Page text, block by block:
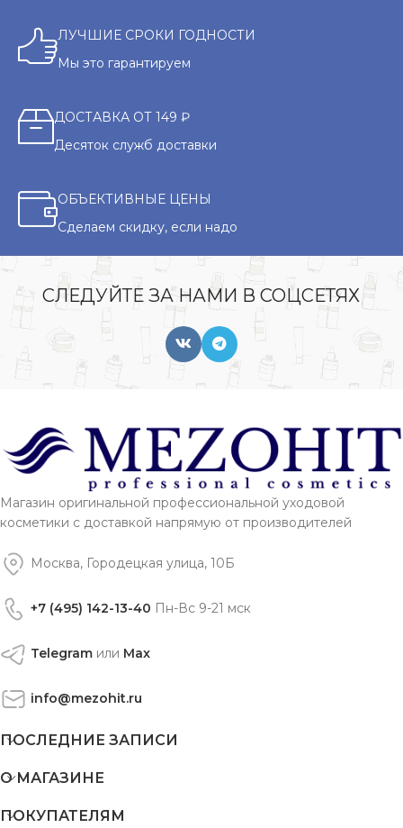
ЛУЧШИЕ СРОКИ ГОДНОСТИ
Мы это гарантируем
ДОСТАВКА ОТ 149 ₽
Десяток служб доставки
ОБЪЕКТИВНЫЕ ЦЕНЫ
Сделаем скидку, если надо
СЛЕДУЙТЕ ЗА НАМИ В СОЦСЕТЯХ
Магазин оригинальной профессиональной уходовой
косметики с доставкой напрямую от производителей
Москва, Городецкая улица, 10Б
+7 (495) 142-13-40 Пн-Вс 9-21 мск
Telegram или Max
info@mezohit.ru
ПОСЛЕДНИЕ ЗАПИСИ
О МАГАЗИНЕ
ПОКУПАТЕЛЯМ